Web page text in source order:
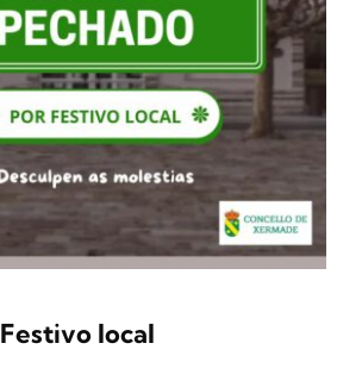
Festivo local